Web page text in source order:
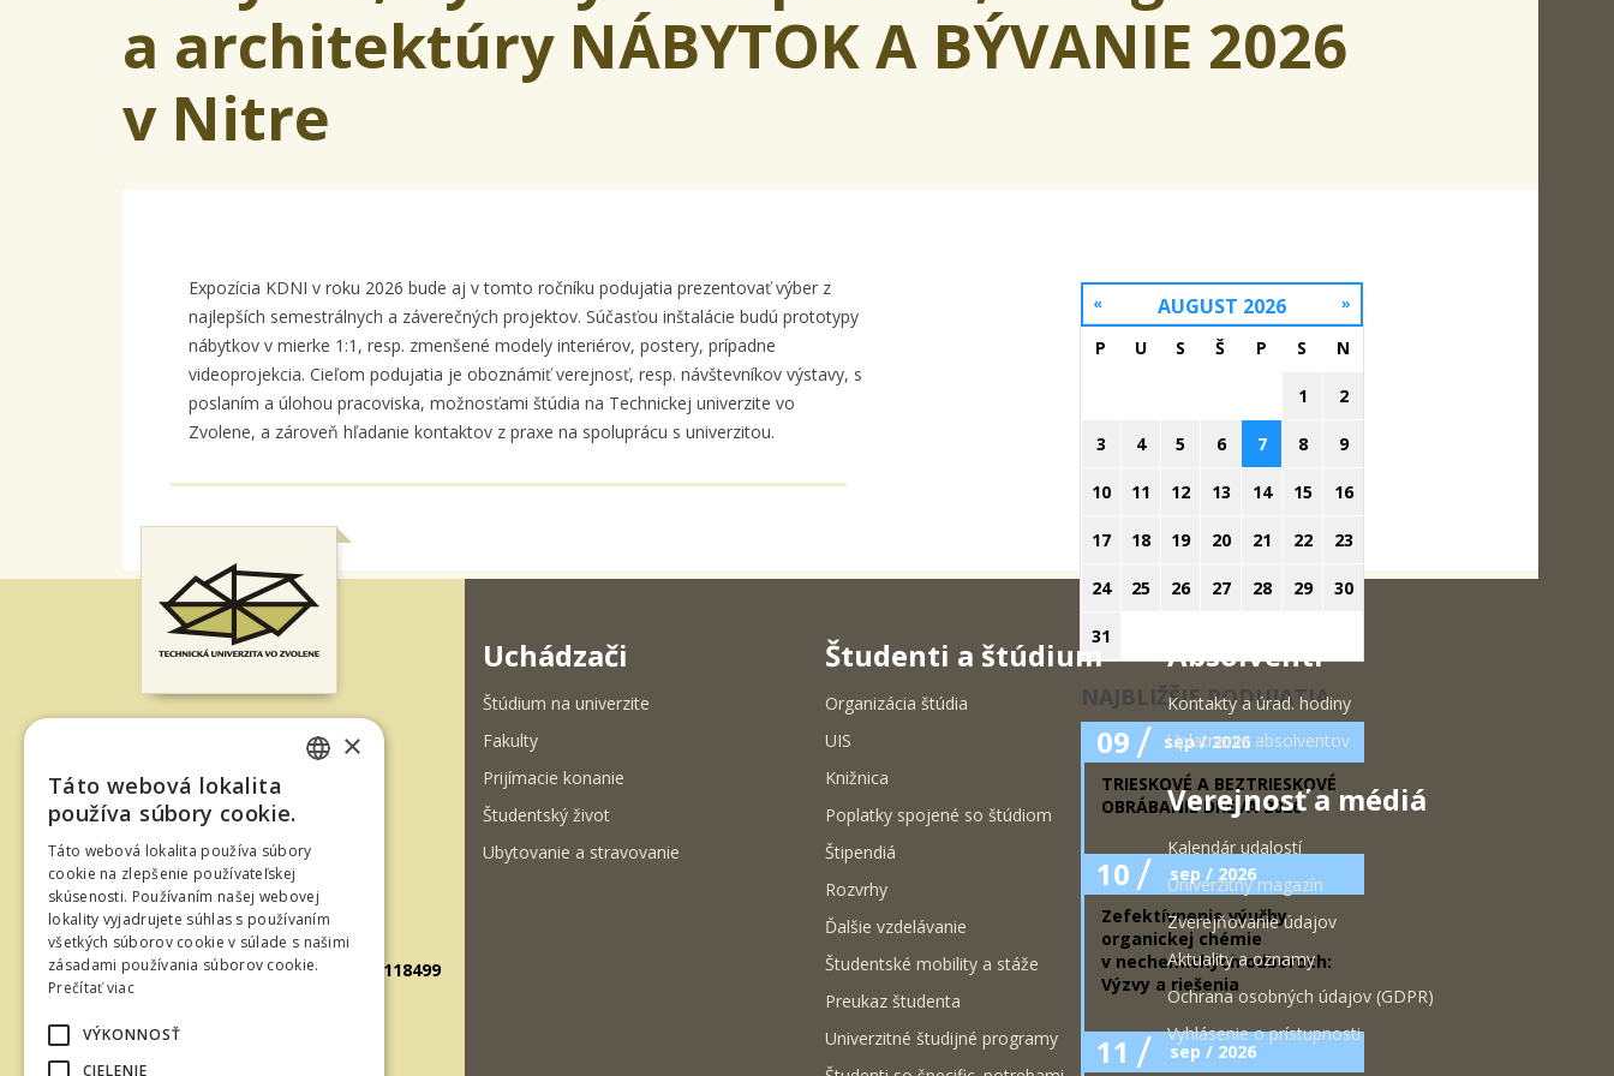
a architektúry NÁBYTOK A BÝVANIE 2026
v Nitre
Expozícia KDNI v roku 2026 bude aj v tomto ročníku podujatia prezentovať výber z
najlepších semestrálnych a záverečných projektov. Súčasťou inštalácie budú prototypy
nábytkov v mierke 1:1, resp. zmenšené modely interiérov, postery, prípadne
videoprojekcia. Cieľom podujatia je oboznámiť verejnosť, resp. návštevníkov výstavy, s
poslaním a úlohou pracoviska, možnosťami štúdia na Technickej univerzite vo
Zvolene, a zároveň hľadanie kontaktov z praxe na spoluprácu s univerzitou.
AUGUST 2026
« »
P U S Š P S N
1 2
3 4 5 6 7 8 9
10 11 12 13 14 15 16
17 18 19 20 21 22 23
24 25 26 27 28 29 30
31
NAJBLIŽŠIE PODUJATIA
09/ sep / 2026
TRIESKOVÉ A BEZTRIESKOVÉ
OBRÁBANIE DREVA 2026
10/
sep / 2026
Zefektívnenie výučby
organickej chémie
v nechemických odboroch:
Výzvy a riešenia
11 / sep / 2026
960 01 Zvolen
Slovenská republika
Tel.: +421-45-520 61 11
Fax: +421-45-533 00 27
E-mail: info@tuzvo.sk
GPS súradnice: 48.572024,19.118499
IČO: 00397440
Uchádzači
Štúdium na univerzite
Fakulty
Prijímacie konanie
Študentský život
Ubytovanie a stravovanie
Študenti a štúdium
Organizácia štúdia
UIS
Knižnica
Poplatky spojené so štúdiom
Štipendiá
Rozvrhy
Ďalšie vzdelávanie
Študentské mobility a stáže
Preukaz študenta
Univerzitné študijné programy
Absolventi
Kontakty a úrad. hodiny
Uplatnenie absolventov
Verejnosť a médiá
Kalendár udalostí
Univerzitný magazín
Zverejňovanie údajov
Aktuality a oznamy
Ochrana osobných údajov (GDPR)
Vyhlásenie o prístupnosti
×
Táto webová lokalita
používa súbory cookie.
Táto webová lokalita používa súbory
cookie na zlepšenie používateľskej
skúsenosti. Používaním našej webovej
lokality vyjadrujete súhlas s používaním
všetkých súborov cookie v súlade s našimi
zásadami používania súborov cookie.
Prečítať viac
VÝKONNOSŤ
CIELENIE